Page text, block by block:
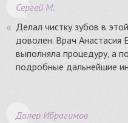
Сергей М.
Делал чистку зубов в
доволен. Врач Анастасия
выполняла процедуру, а
подробные дальнейшие
Далер Ибрагимов